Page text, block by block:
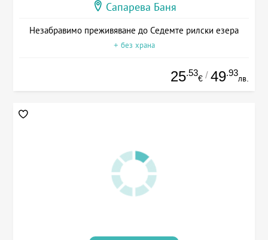
Сапарева Баня
Незабравимо преживяване до Седемте рилски езера
+ без храна
25.53
€ / 49.93
лв.